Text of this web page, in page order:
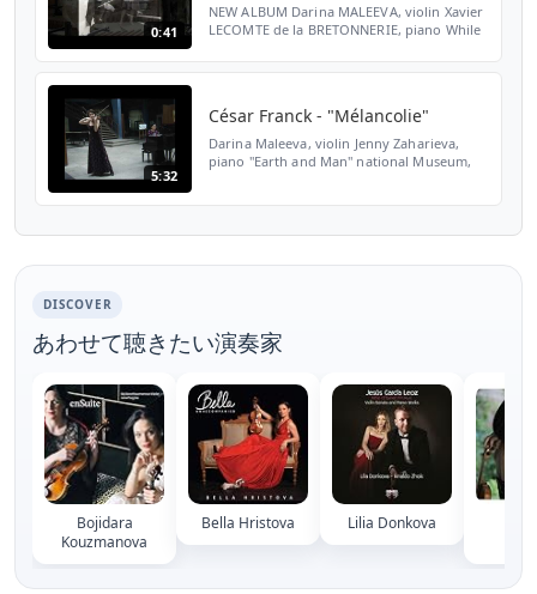
0:41
NEW ALBUM Darina MALEEVA, violin Xavier
LECOMTE de la BRETONNERIE, piano While
5:32
César Franck - "Mélancolie"
Darina Maleeva, violin Jenny Zaharieva,
piano "Earth and Man" national Museum,
DISCOVER
あわせて聴きたい演奏家
Bojidara
Kouzmanova
Bella Hristova Lilia Donkova